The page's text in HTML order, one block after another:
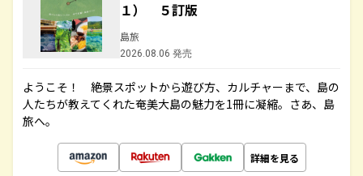
１） ５訂版
島旅
2026.08.06 発売
ようこそ！ 絶景スポットから遊び方、カルチャーまで、島の
人たちが教えてくれた奄美大島の魅力を1冊に凝縮。さあ、島
旅へ。
詳細を見る